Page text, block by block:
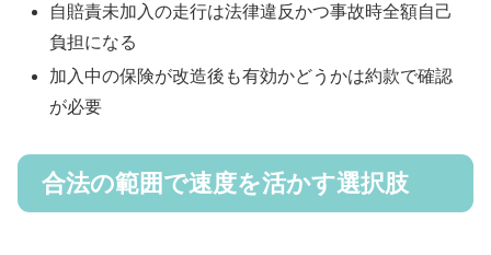
自賠責未加入の走行は法律違反かつ事故時全額自己
負担になる
加入中の保険が改造後も有効かどうかは約款で確認
が必要
合法の範囲で速度を活かす選択肢